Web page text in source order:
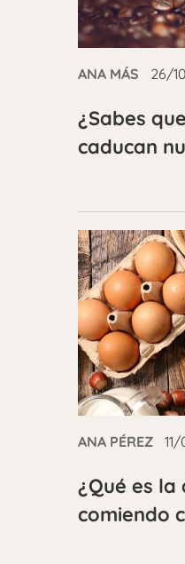
ANA MÁS 26/
¿Sabes
caducan
ANA PÉREZ
¿Qué es
comiendo